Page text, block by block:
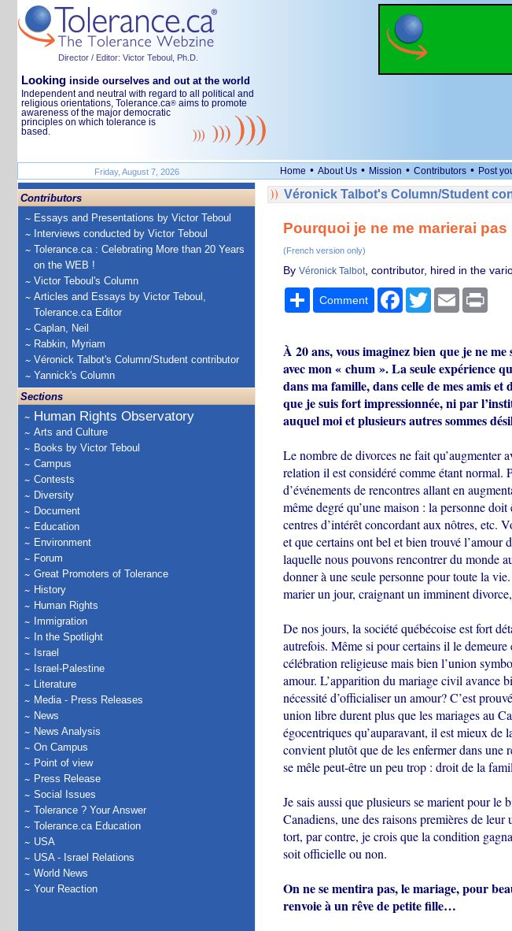
Director / Editor: Victor Teboul, Ph.D.
Looking inside ourselves and out at the world
Independent and neutral with regard to all political and
religious orientations, Tolerance.ca® aims to promote
awareness of the major democratic
principles on which tolerance is
based.
Friday, August 7, 2026 Home • About Us • Mission • Contributors • Post
Contributors
Essays and Presentations by Victor Teboul
Interviews conducted by Victor Teboul
Tolerance.ca : Celebrating More than 20 Years
on the WEB !
Victor Teboul's Column
Articles and Essays by Victor Teboul,
Tolerance.ca Editor
Caplan, Neil
Rabkin, Myriam
Véronick Talbot's Column/Student contributor
Yannick's Column
Sections
Human Rights Observatory
Arts and Culture
Books by Victor Teboul
Campus
Contests
Diversity
Document
Education
Environment
Forum
Great Promoters of Tolerance
History
Human Rights
Immigration
In the Spotlight
Israel
Israel-Palestine
Literature
Media - Press Releases
News
News Analysis
On Campus
Point of view
Press Release
Social Issues
Tolerance ? Your Answer
Tolerance.ca Education
USA
USA - Israel Relations
World News
Your Reaction
Véronick Talbot's Column/Student
Pourquoi je ne me marierai pas
(French version only)
By Véronick Talbot, contributor, hired in the
Share
Comment Facebook
TwitterEmail Print
À 20 ans, vous imaginez bien que je ne
avec mon « chum ». La seule expérience
dans ma famille, dans celle de mes amis
que je suis fort impressionnée, ni par
auquel moi et plusieurs autres sommes
Le nombre de divorces ne fait qu’augmenter
relation il est considéré comme étant normal.
d’événements de rencontres allant en
même degré qu’une maison : la personne
centres d’intérêt concordant aux nôtres, etc.
et que certains ont bel et bien trouvé l’amour
laquelle nous pouvons rencontrer du monde
donner à une seule personne pour toute la
marier un jour, craignant un imminent
De nos jours, la société québécoise est fort
autrefois. Même si pour certains il le
célébration religieuse mais bien l’union
amour. L’apparition du mariage civil avance
nécessité d’officialiser un amour? C’est
union libre durent plus que les mariages au
égocentriques qu’auparavant, il est mieux de
convient plutôt que de les enfermer dans
se mêle peut-être un peu trop : droit de la
Je sais aussi que plusieurs se marient pour le
Canadiens, une des raisons premières de
tort, par contre, je crois que la condition
soit officielle ou non.
On ne se mentira pas, le mariage, pour
renvoie à un rêve de petite fille…